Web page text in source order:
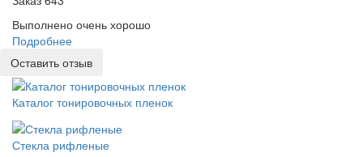
Выполнено очень хорошо
Подробнее
Оставить отзыв
Каталог тонировочных пленок
Стекла рифленые